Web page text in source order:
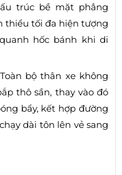
trúc bề mặt phẳng
thiểu tối đa hiện tượng
hốc bánh khi di
bộ thân xe không
thô sần, thay vào đó
bẩy, kết hợp đường
dài tôn lên vẻ sang